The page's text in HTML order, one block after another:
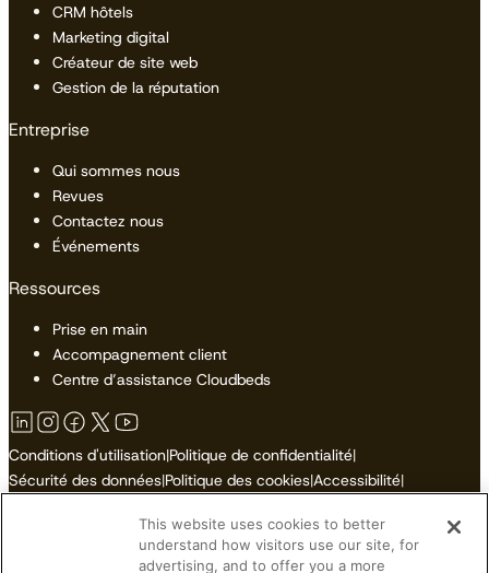
CRM hôtels
Marketing digital
Créateur de site web
Gestion de la réputation
Entreprise
Qui sommes nous
Revues
Contactez nous
Événements
Ressources
Prise en main
Accompagnement client
Centre d’assistance Cloudbeds
Conditions d'utilisation|Politique de confidentialité|
Sécurité des données|Politique des cookies|Accessibilité|
Ne pas vendre ni partager mes informations personnelles
This website uses cookies to better
understand how visitors use our site, for
advertising, and to offer you a more